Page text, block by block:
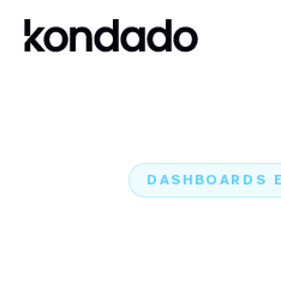
DASHBOARDS